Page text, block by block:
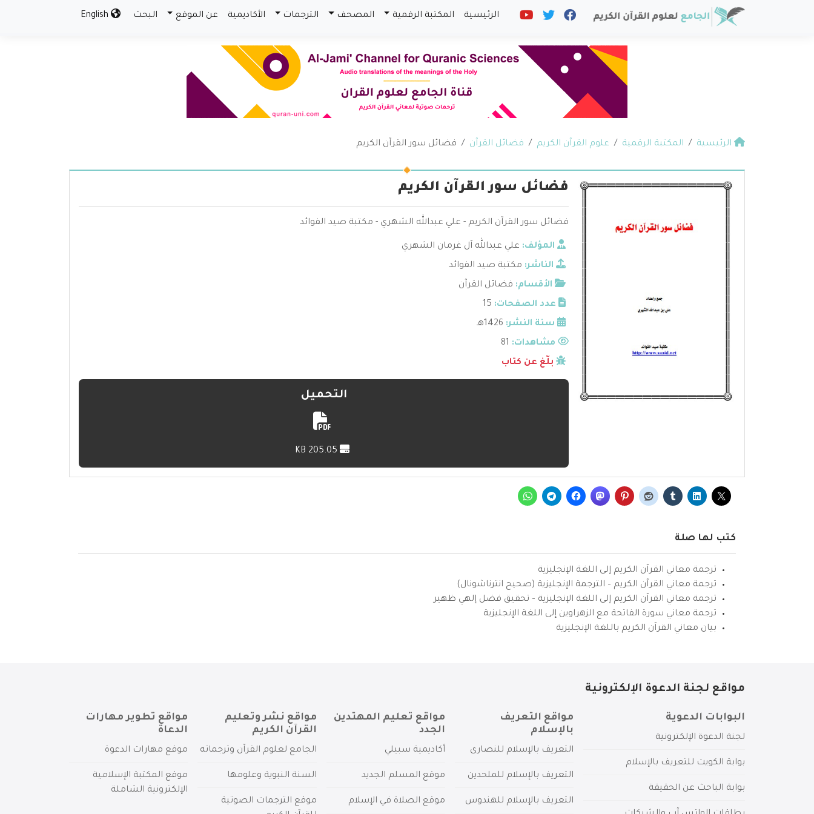
الرئيسية المكتبة الرقمية المصحف الترجمات الأكاديمية عن الموقع البحث
الرئيسية المكتبة الرقمية علوم القرآن الكريم فضائل القرآن فضائل سور القرآن الكريم
فضائل سور القرآن الكريم
فضائل سور القرآن الكريم - علي عبدالله الشهري - مكتبة صيد الفوائد
المؤلف: علي عبدالله آل غرمان الشهري
الناشر: مكتبة صيد الفوائد
الأقسام: فضائل القرآن
عدد الصفحات: 15
سنة النشر: 1426هـ
مشاهدات:
بلّغ عن كتاب
التحميل
كتب لها صلة
ترجمة معاني القرآن الكريم إلى اللغة الإنجليزية
ترجمة معاني القرآن الكريم – الترجمة الإنجليزية (صحيح انترناشونال)
ترجمة معاني القرآن الكريم إلى اللغة الإنجليزية – تحقيق فضل إلهي ظهير
ترجمة معاني سورة الفاتحة مع الزهراوين إلى اللغة الإنجليزية
بيان معاني القرآن الكريم باللغة الإنجليزية
مواقع لجنة الدعوة الإلكترونية
البوابات الدعوية
لجنة الدعوة الإلكترونية
بوابة الكويت للتعريف بالإسلام
بوابة الباحث عن الحقيقة
مواقع التعريف
بالإسلام
التعريف بالإسلام للنصارى
التعريف بالإسلام للملحدين
التعريف بالإسلام للهندوس
مواقع تعليم المهتدين
الجدد
أكاديمية سبيلي
موقع المسلم الجديد
موقع الصلاة في الإسلام
مواقع نشر وتعليم
القرآن الكريم
الجامع لعلوم القرآن وترجماته
السنة النبوية وعلومها
موقع الترجمات الصوتية
مواقع تطوير مهارات
الدعاة
موقع مهارات الدعوة
موقع المكتبة الإسلامية
الإلكترونية الشاملة